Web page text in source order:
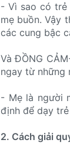
- Vì sao có trẻ
mẹ buồn. Vậy
các cung bậc
Và ĐỒNG
ngay từ những
- Mẹ là người
định để dạy
2. Cách giải